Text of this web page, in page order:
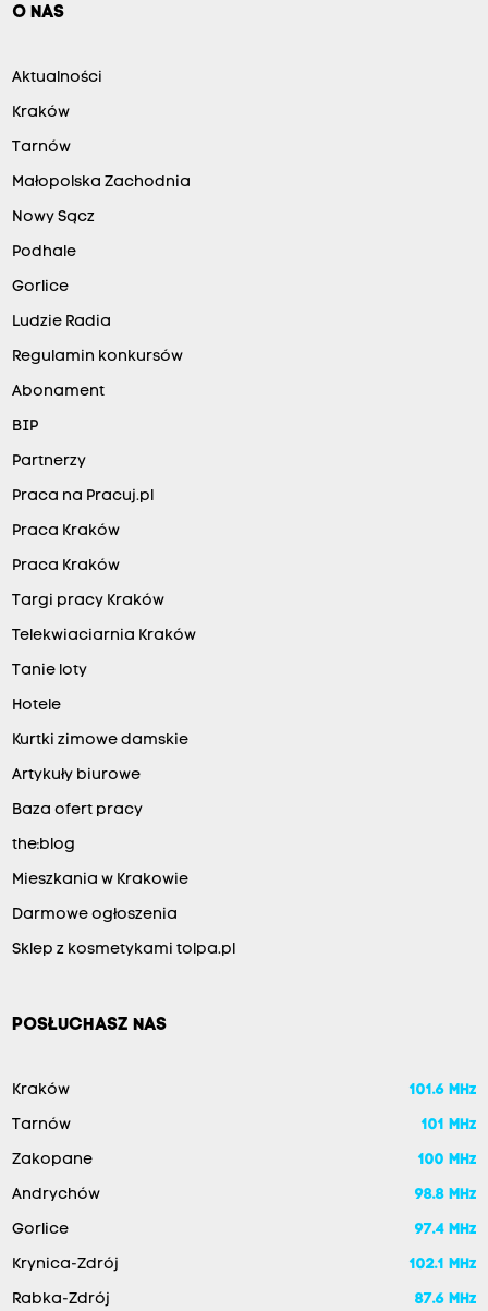
O NAS
Aktualności
Kraków
Tarnów
Małopolska Zachodnia
Nowy Sącz
Podhale
Gorlice
Ludzie Radia
Regulamin konkursów
Abonament
BIP
Partnerzy
Praca na Pracuj.pl
Praca Kraków
Praca Kraków
Targi pracy Kraków
Telekwiaciarnia Kraków
Tanie loty
Hotele
Kurtki zimowe damskie
Artykuły biurowe
Baza ofert pracy
the:blog
Mieszkania w Krakowie
Darmowe ogłoszenia
Sklep z kosmetykami tolpa.pl
POSŁUCHASZ NAS
Kraków 101.6 MHz
Tarnów 101 MHz
Zakopane 100 MHz
Andrychów 98.8 MHz
Gorlice 97.4 MHz
Krynica-Zdrój 102.1 MHz
Rabka-Zdrój 87.6 MHz